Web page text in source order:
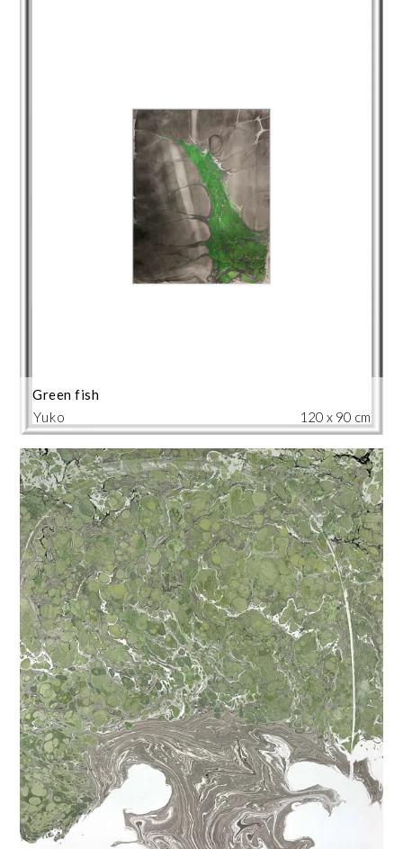
Yuko
Green fish
120 x 90 cm